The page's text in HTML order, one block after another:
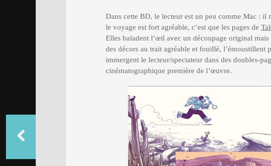
Dans cette BD, le lecteur est un peu comme Mac :
le voyage est fort agréable, c’est que les pages de
Elles baladent l’œil avec un découpage original
des décors au trait agréable et fouillé, l’émoustillent
immergent le lecteur/spectateur dans des doubles-
cinématographique première de l’œuvre.